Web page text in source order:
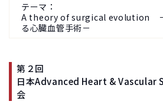
テーマ
A theory of surgical evolution －
る心臓血管手術－
第２回
日本Advanced Heart & Vascular
会